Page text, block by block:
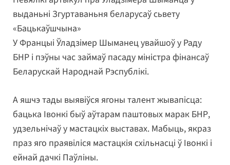
выданьні Згуртаваньня беларусаў сьвету
«Бацькаўшчына»
У Францыі Ўладзімер Шыманец увайшоў у Раду
БНР і пэўны час займаў пасаду міністра фінансаў
Беларускай Народнай Рэспублікі.
А яшчэ тады выявіўся ягоны талент жывапісца:
бацька Івонкі быў аўтарам паштовых марак БНР,
удзельнічаў у мастацкіх выставах. Мабыць, якраз
праз яго праявіліся мастацкія схільнасці ў Івонкі і
ейнай дачкі Паўліны.